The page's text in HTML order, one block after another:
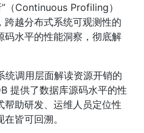
（Continuous Profiling）
越分布式系统可观测性的
码水平的性能洞察，彻底解
统调用层面解读资源开销的
提供了数据库源码水平的性
助研发、运维人员定位性
皆可回溯。